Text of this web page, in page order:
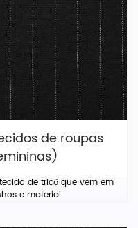
de roupas
de tricô que vem em
e materiai